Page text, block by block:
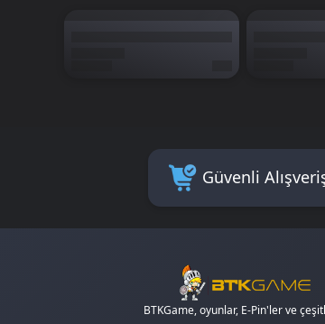
Güvenli
BTKGame, oyunlar, E-Pin'ler ve